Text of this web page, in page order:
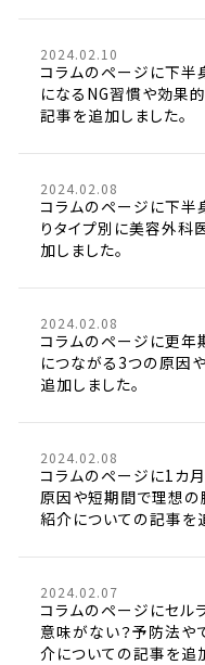
2024.02.10
コラムのページに下半
になるNG習慣や効果
記事を追加しました。
2024.02.08
コラムのページに下半
りタイプ別に美容外科
加しました。
2024.02.08
コラムのページに更年
につながる3つの原因
追加しました。
2024.02.08
コラムのページに1カ
原因や短期間で理想
紹介についての記事を
2024.02.07
コラムのページにセル
意味がない？予防法や
介についての記事を追